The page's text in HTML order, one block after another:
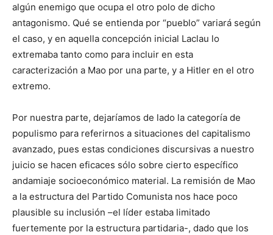
algún enemigo que ocupa el otro polo de dicho
antagonismo. Qué se entienda por “pueblo” variará según
el caso, y en aquella concepción inicial Laclau lo
extremaba tanto como para incluir en esta
caracterización a Mao por una parte, y a Hitler en el otro
extremo.
Por nuestra parte, dejaríamos de lado la categoría de
populismo para referirnos a situaciones del capitalismo
avanzado, pues estas condiciones discursivas a nuestro
juicio se hacen eficaces sólo sobre cierto específico
andamiaje socioeconómico material. La remisión de Mao
a la estructura del Partido Comunista nos hace poco
plausible su inclusión –el líder estaba limitado
fuertemente por la estructura partidaria-, dado que los